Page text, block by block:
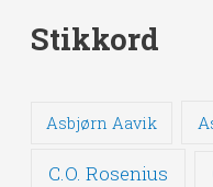
Stikkord
Asbjørn Aavik
C.O. Rosenius